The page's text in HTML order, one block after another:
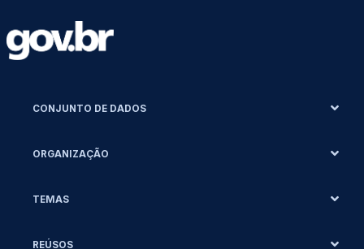
CONJUNTO DE DADOS
ORGANIZAÇÃO
TEMAS
REÚSOS